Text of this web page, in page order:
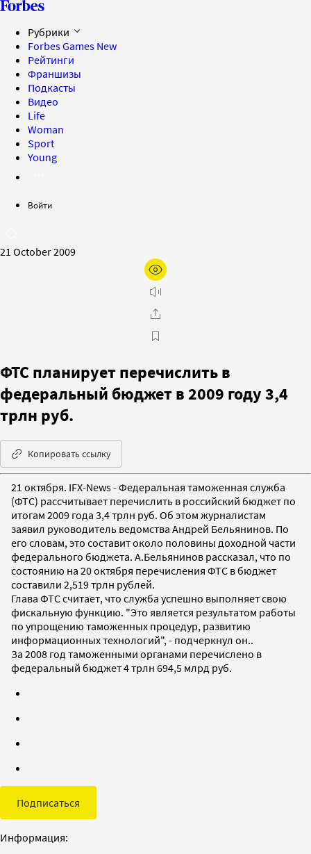
Рубрики
Forbes Games New
Рейтинги
Франшизы
Подкасты
Видео
Life
Woman
Sport
Young
Войти
21 October 2009
ФТС планирует перечислить в
федеральный бюджет в 2009 году 3,4
трлн руб.
Копировать ссылку
21 октября. IFX-News - Федеральная таможенная служба
(ФТС) рассчитывает перечислить в российский бюджет по
итогам 2009 года 3,4 трлн руб. Об этом журналистам
заявил руководитель ведомства Андрей Бельянинов. По
его словам, это составит около половины доходной части
федерального бюджета. А.Бельянинов рассказал, что по
состоянию на 20 октября перечисления ФТС в бюджет
составили 2,519 трлн рублей.
Глава ФТС считает, что служба успешно выполняет свою
фискальную функцию. "Это является результатом работы
по упрощению таможенных процедур, развитию
информационных технологий", - подчеркнул он..
За 2008 год таможенными органами перечислено в
федеральный бюджет 4 трлн 694,5 млрд руб.
Подписаться
Информация: